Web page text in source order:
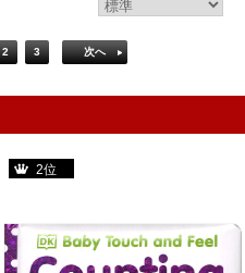
2 3 次へ
2位